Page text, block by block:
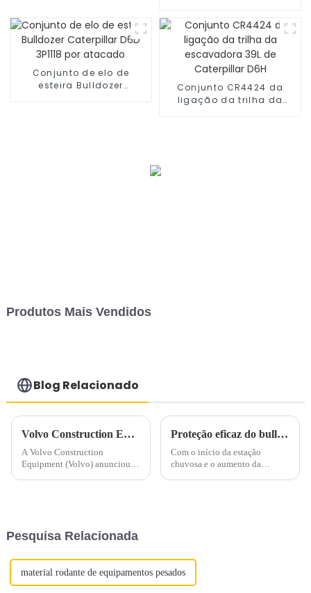
Conjunto de elo de
esteira Bulldozer
Conjunto CR4424 da
ligação da trilha da
Produtos Mais Vendidos
Blog Relacionado
Volvo Construction Equipment apresenta duas novas escavadeiras compactas: EC37 e ECR40
A Volvo Construction
Equipment (Volvo) anunciou
Proteção eficaz do bulldozer em ambientes de alta umidade
Com o início da estação
chuvosa e o aumento da
Pesquisa Relacionada
material rodante de equipamentos pesados